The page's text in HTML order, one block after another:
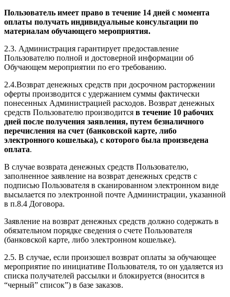
Пользователь имеет право в течение 14 дней с момента
оплаты получать индивидуальные консультации по
материалам обучающего мероприятия.
2.3. Администрация гарантирует предоставление
Пользователю полной и достоверной информации об
Обучающем мероприятии по его требованию.
2.4.Возврат денежных средств при досрочном расторжении
оферты производится с удержанием суммы фактически
понесенных Администрацией расходов. Возврат денежных
средств Пользователю производится в течение 10 рабочих
дней после получения заявления, путем безналичного
перечисления на счет (банковской карте, либо
электронного кошелька), с которого была произведена
оплата.
В случае возврата денежных средств Пользователю,
заполненное заявление на возврат денежных средств с
подписью Пользователя в сканированном электронном виде
высылается по электронной почте Администрации, указанной
в п.8.4 Договора.
Заявление на возврат денежных средств должно содержать в
обязательном порядке сведения о счете Пользователя
(банковской карте, либо электронном кошельке).
2.5. В случае, если произошел возврат оплаты за обучающее
мероприятие по инициативе Пользователя, то он удаляется из
списка получателей рассылки и блокируется (вносится в
“черный” список”) в базе заказов.